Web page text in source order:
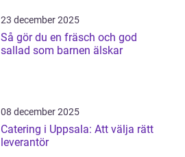
23 december 2025
Så gör du en fräsch och god
sallad som barnen älskar
08 december 2025
Catering i Uppsala: Att välja rätt
leverantör